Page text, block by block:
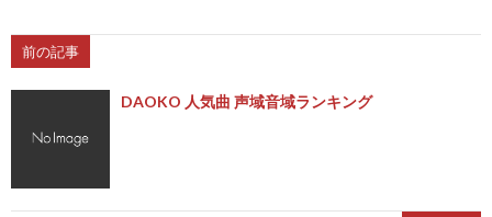
前の記事
DAOKO 人気曲 声域音域ランキング